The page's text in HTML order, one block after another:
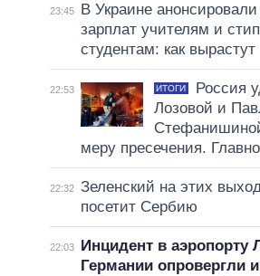
23:45
В Украине
зарплат учителям и
студентам: как
22:53 ИТОГИ
Россия
Лозовой и
меру пресечения.
22:32 Зеленский на этих
посетит Сербию
22:03
Инцидент в аэропорту
Германии опровергли